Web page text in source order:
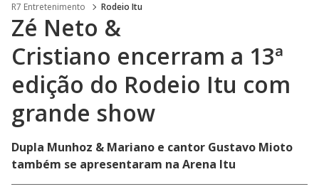
R7 Entretenimento Rodeio Itu
Zé Neto &
Cristiano encerram a 13ª
edição do Rodeio Itu com
grande show
Dupla Munhoz & Mariano e cantor Gustavo Mioto
também se apresentaram na Arena Itu